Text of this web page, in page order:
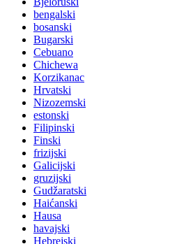
bengalski
bosanski
Bugarski
Cebuano
Chichewa
Korzikanac
Hrvatski
Nizozemski
estonski
Filipinski
Finski
frizijski
Galicijski
gruzijski
Gudžaratski
Haićanski
Hausa
havajski
Hebrejski